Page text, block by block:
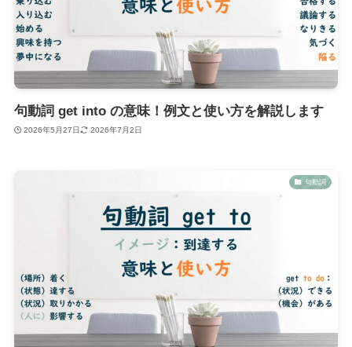
句動詞 get into の意味！例文と使い方を解説します
2026年5月27日 2026年7月2日
句動詞